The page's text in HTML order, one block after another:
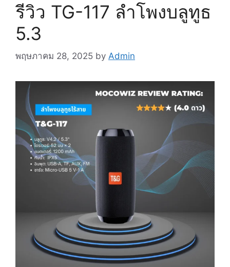
รีวิว TG-117 ลำโพงบลูทูธ
5.3
พฤษภาคม 28, 2025 by Admin